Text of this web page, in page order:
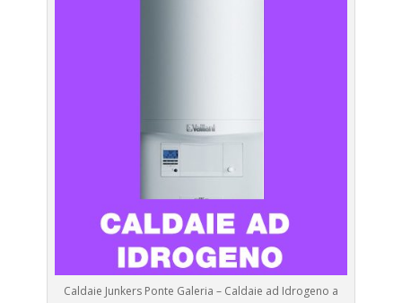
Caldaie Junkers Ponte Galeria – Caldaie ad Idrogeno a